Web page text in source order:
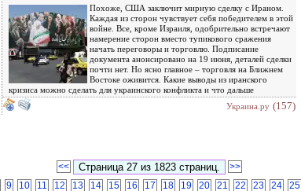
Похоже, США заключит мирную сделку с Ираном.
Каждая из сторон чувствует себя победителем в этой
войне. Все, кроме Израиля, одобрительно встречают
намерение сторон вместо тупикового сражения
начать переговоры и торговлю. Подписание
документа анонсировано на 19 июня, деталей сделки
почти нет. Но ясно главное – торговля на Ближнем
Востоке оживится. Какие выводы из иранского
кризиса можно сделать для украинского конфликта и что дальше
Украина.ру (157)
<<
>>
9 10 11 12 13 14 15 16 17 18 19 20 21 22 23 24 25